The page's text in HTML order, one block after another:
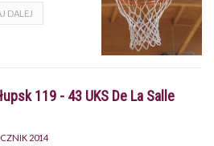
DALEJ
119 - 43 UKS De La Salle
2014